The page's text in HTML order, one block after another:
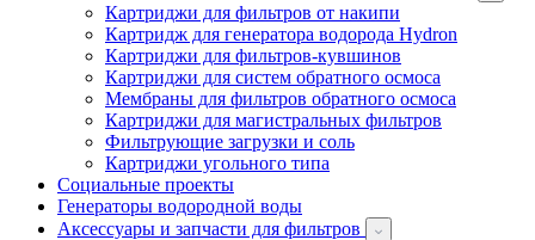
Картриджи для фильтров от накипи
Картридж для генератора водорода Hydron
Картриджи для фильтров-кувшинов
Картриджи для систем обратного осмоса
Мембраны для фильтров обратного осмоса
Картриджи для магистральных фильтров
Фильтрующие загрузки и соль
Картриджи угольного типа
Социальные проекты
Генераторы водородной воды
Аксессуары и запчасти для фильтров